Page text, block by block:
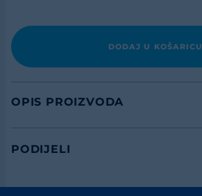
DODAJ U KOŠARICU
OPIS PROIZVODA
PODIJELI